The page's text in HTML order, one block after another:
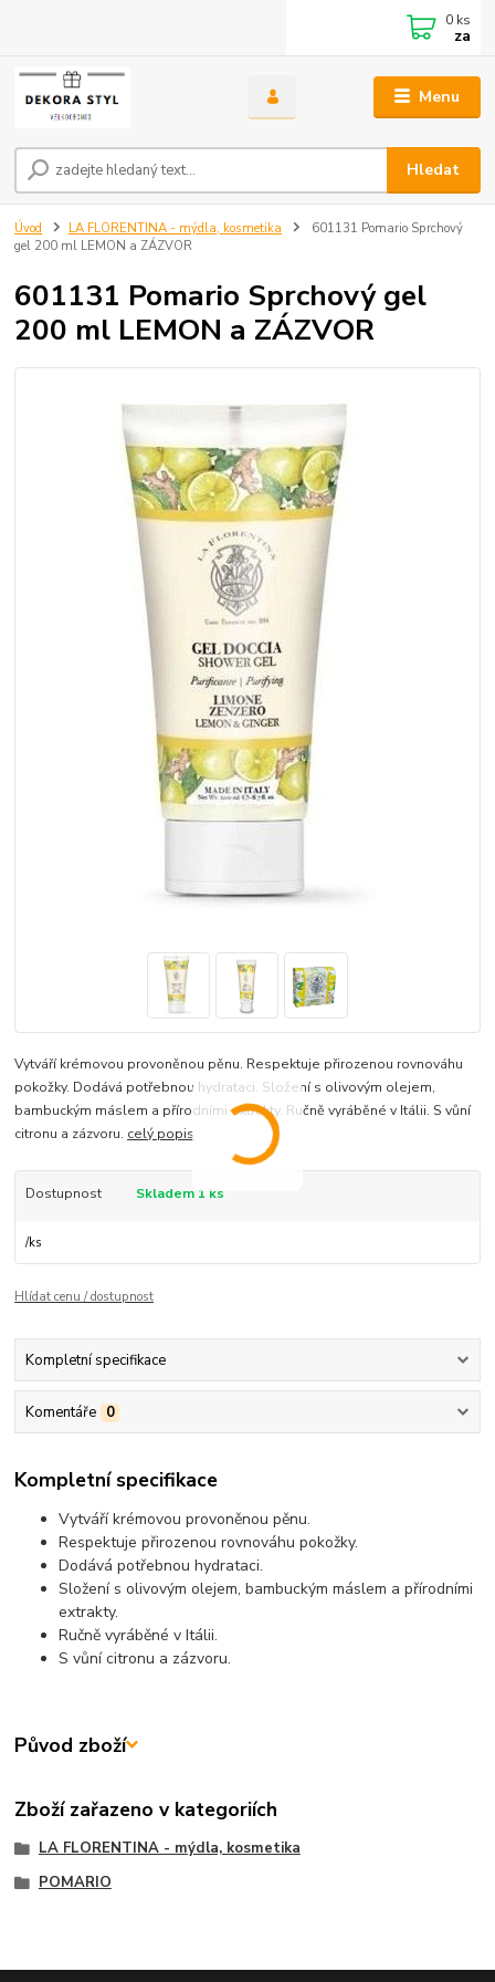
Menu
Hledat
0 ks
za
Úvod LA FLORENTINA - mýdla, kosmetika
601131 Pomario Sprchový
gel 200 ml LEMON a ZÁZVOR
601131 Pomario Sprchový gel
200 ml LEMON a ZÁZVOR
Vytváří krémovou provoněnou pěnu. Respektuje přirozenou rovnováhu
pokožky. Dodává potřebnou hydrataci. Složení s olivovým olejem,
bambuckým máslem a přírodními extrakty. Ručně vyráběné v Itálii. S vůní
citronu a zázvoru. celý popis
Dostupnost Skladem 1 ks
/ks
Hlídat cenu / dostupnost
Kompletní specifikace
Komentáře 0
Kompletní specifikace
Vytváří krémovou provoněnou pěnu.
Respektuje přirozenou rovnováhu pokožky.
Dodává potřebnou hydrataci.
Složení s olivovým olejem, bambuckým máslem a přírodními
extrakty.
Ručně vyráběné v Itálii.
S vůní citronu a zázvoru.
Původ zboží
Zboží zařazeno v kategoriích
LA FLORENTINA - mýdla, kosmetika
POMARIO